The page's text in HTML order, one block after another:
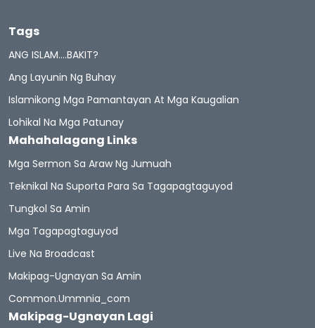
Tags
ANG ISLAM….BAKIT?
Ang Layunin Ng Buhay
Islamikong Mga Pamantayan At Mga Kaugalian
Lohikal Na Mga Patunay
Mahahalagang Links
Mga Sermon Sa Araw Ng Jumuah
Teknikal Na Suporta Para Sa Tagapagtaguyod
Tungkol Sa Amin
Mga Tagapagtaguyod
Live Na Broadcast
Makipag-Ugnayan Sa Amin
Common.ummnia_com
Makipag-Ugnayan Lagi